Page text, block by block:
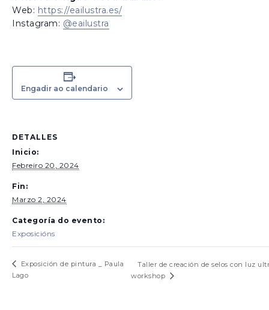
Web: https://eailustra.es/
Instagram: @eailustra
Engadir ao calendario
DETALLES
Inicio:
Febreiro 20, 2024
Fin:
Marzo 2, 2024
Categoría do evento:
Exposicións
Exposición de pintura _ Paula
Lago
Taller de creación de selos con luz
workshop